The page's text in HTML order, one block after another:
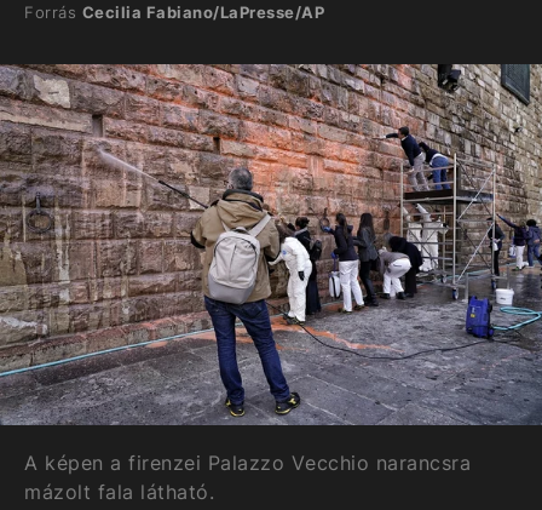
Forrás Cecilia Fabiano/LaPresse/AP
A képen a firenzei Palazzo Vecchio narancsra
mázolt fala látható.